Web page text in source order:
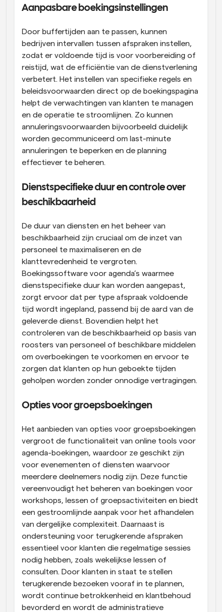
Aanpasbare boekingsinstellingen
Door buffertijden aan te passen, kunnen
bedrijven intervallen tussen afspraken instellen,
zodat er voldoende tijd is voor voorbereiding of
reistijd, wat de efficiëntie van de dienstverlening
verbetert. Het instellen van specifieke regels en
beleidsvoorwaarden direct op de boekingspagina
helpt de verwachtingen van klanten te managen
en de operatie te stroomlijnen. Zo kunnen
annuleringsvoorwaarden bijvoorbeeld duidelijk
worden gecommuniceerd om last-minute
annuleringen te beperken en de planning
effectiever te beheren.
Dienstspecifieke duur en controle over
beschikbaarheid
De duur van diensten en het beheer van
beschikbaarheid zijn cruciaal om de inzet van
personeel te maximaliseren en de
klanttevredenheid te vergroten.
Boekingssoftware voor agenda’s waarmee
dienstspecifieke duur kan worden aangepast,
zorgt ervoor dat per type afspraak voldoende
tijd wordt ingepland, passend bij de aard van de
geleverde dienst. Bovendien helpt het
controleren van de beschikbaarheid op basis van
roosters van personeel of beschikbare middelen
om overboekingen te voorkomen en ervoor te
zorgen dat klanten op hun geboekte tijden
geholpen worden zonder onnodige vertragingen.
Opties voor groepsboekingen
Het aanbieden van opties voor groepsboekingen
vergroot de functionaliteit van online tools voor
agenda-boekingen, waardoor ze geschikt zijn
voor evenementen of diensten waarvoor
meerdere deelnemers nodig zijn. Deze functie
vereenvoudigt het beheren van boekingen voor
workshops, lessen of groepsactiviteiten en biedt
een gestroomlijnde aanpak voor het afhandelen
van dergelijke complexiteit. Daarnaast is
ondersteuning voor terugkerende afspraken
essentieel voor klanten die regelmatige sessies
nodig hebben, zoals wekelijkse lessen of
consulten. Door klanten in staat te stellen
terugkerende bezoeken vooraf in te plannen,
wordt continue betrokkenheid en klantbehoud
bevorderd en wordt de administratieve